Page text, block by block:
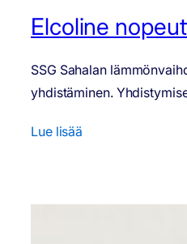
Elcoline
SSG Sahalan
yhdistäminen.
Lue lisää